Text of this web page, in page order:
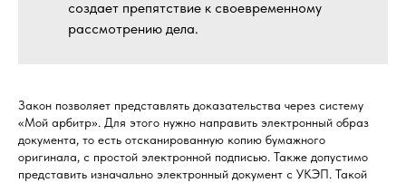
создает препятствие к своевременному
рассмотрению дела.
Закон позволяет представлять доказательства через систему
«Мой арбитр». Для этого нужно направить электронный образ
документа, то есть отсканированную копию бумажного
оригинала, с простой электронной подписью. Также допустимо
представить изначально электронный документ с УКЭП. Такой